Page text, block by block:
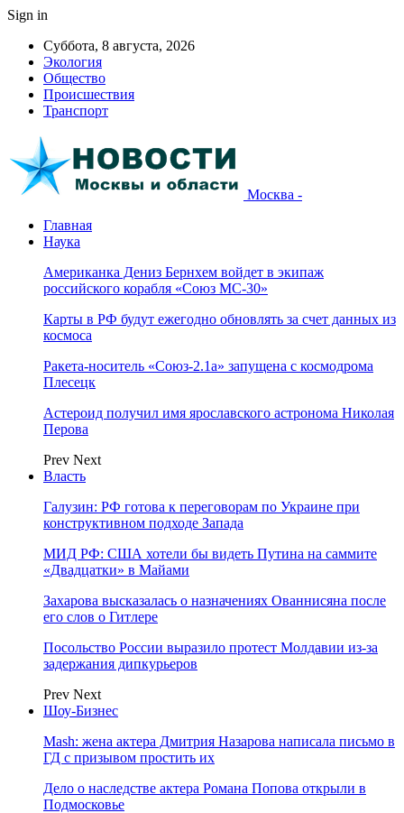
Sign in
Суббота, 8 августа, 2026
Экология
Общество
Происшествия
Транспорт
Москва -
Главная
Наука
Американка Дениз Бернхем войдет в экипаж
российского корабля «Союз МС-30»
Карты в РФ будут ежегодно обновлять за счет данных из
космоса
Ракета-носитель «Союз-2.1а» запущена с космодрома
Плесецк
Астероид получил имя ярославского астронома Николая
Перова
Prev Next
Власть
Галузин: РФ готова к переговорам по Украине при
конструктивном подходе Запада
МИД РФ: США хотели бы видеть Путина на саммите
«Двадцатки» в Майами
Захарова высказалась о назначениях Ованнисяна после
его слов о Гитлере
Посольство России выразило протест Молдавии из-за
задержания дипкурьеров
Prev Next
Шоу-Бизнес
Mash: жена актера Дмитрия Назарова написала письмо в
ГД с призывом простить их
Дело о наследстве актера Романа Попова открыли в
Подмосковье